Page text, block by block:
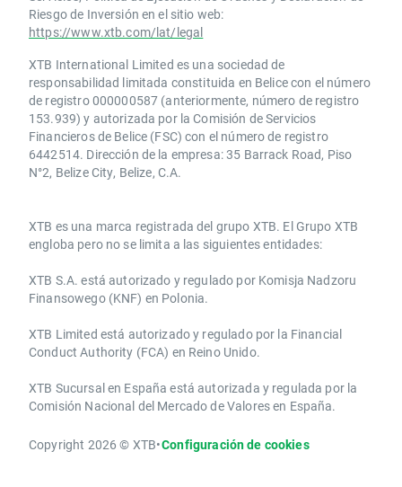
Riesgo de Inversión en el sitio web:
https://www.xtb.com/lat/legal
XTB International Limited es una sociedad de
responsabilidad limitada constituida en Belice con el número
de registro 000000587 (anteriormente, número de registro
153.939) y autorizada por la Comisión de Servicios
Financieros de Belice (FSC) con el número de registro
6442514. Dirección de la empresa: 35 Barrack Road, Piso
N°2, Belize City, Belize, C.A.
​​XTB es una marca registrada del grupo XTB. El Grupo XTB
engloba pero no se limita a las siguientes entidades:
XTB S.A.​ está autorizado y regulado por Komisja Nadzoru
Finansowego (KNF) ​en Polonia.
XTB Limited ​está autorizado y regulado por la ​Financial
Conduct Authority ​(FCA) en ​​Reino Unido.
XTB Sucursal en España está autorizada y regulada por la
Comisión Nacional del Mercado de Valores en España.
Copyright 2026 © XTB•Configuración de cookies